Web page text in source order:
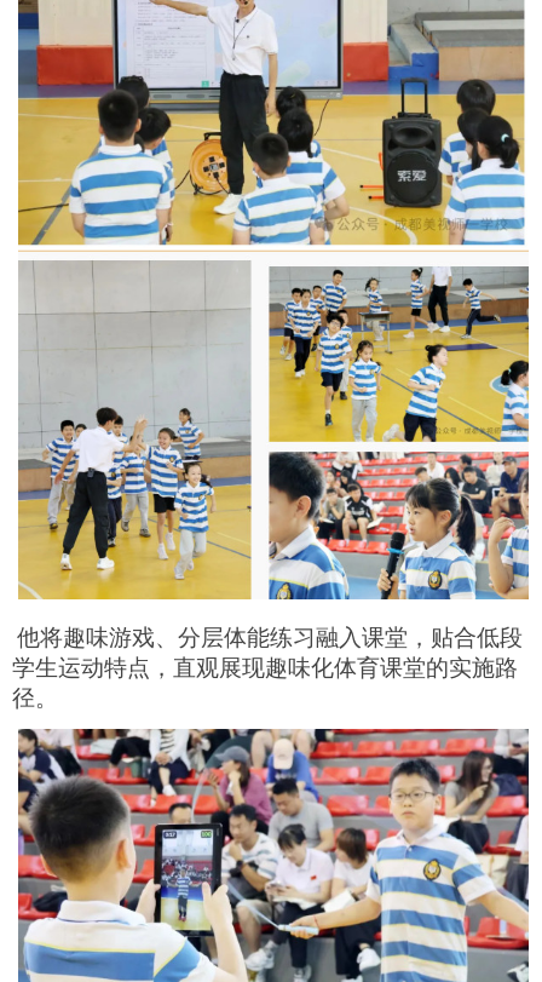
他将趣味游戏、分层体能练习融入课堂，贴合低段
学生运动特点，直观展现趣味化体育课堂的实施路
径。